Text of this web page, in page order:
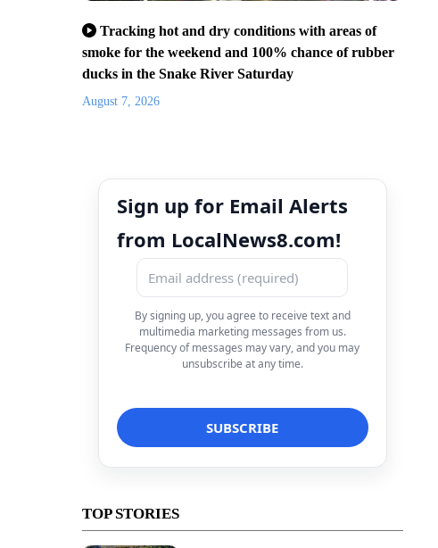
Tracking hot and dry conditions with areas of
smoke for the weekend and 100% chance of rubber
ducks in the Snake River Saturday
August 7, 2026
Sign up for Email Alerts
from LocalNews8.com!
By signing up, you agree to receive text and
multimedia marketing messages from us.
Frequency of messages may vary, and you may
unsubscribe at any time.
TOP STORIES